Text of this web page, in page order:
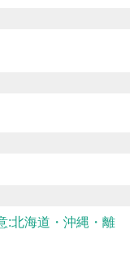
:北海道・沖縄・離